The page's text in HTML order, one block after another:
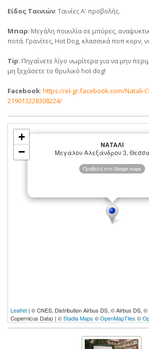
Είδος Ταινιών: Ταινίες Α' προβολής.
Μπαρ: Μεγάλη ποικιλία σε μπύρες,
ποτά. Γρανίτες, Hot Dog, κλασσικά ποπ κορν,
Tip: Πηγαίνετε λίγο νωρίτερα για να μην
μη ξεχάσετε το θρυλικό hot dog!
Facebook: https://el-gr.facebook.com/Natali-
219013228308224/
ΝΑΤΑΛΙ
Μεγάλου Αλεξάνδρου 3,
Προβολή στο Google maps
+
−
Leaflet | © CNES, Distribution Airbus DS, © Airbus DS,
Copernicus Data) | ©Stadia Maps ©OpenMapTiles ©